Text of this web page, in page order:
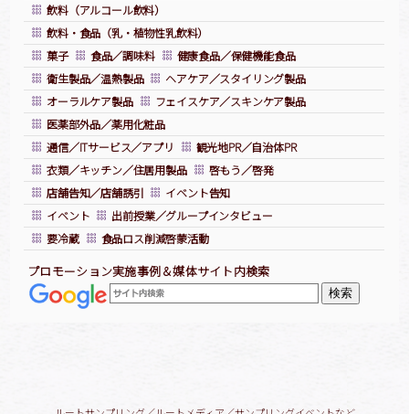
飲料（アルコール飲料）
飲料・食品（乳・植物性乳飲料）
菓子
食品／調味料
健康食品／保健機能食品
衛生製品／温熱製品
ヘアケア／スタイリング製品
オーラルケア製品
フェイスケア／スキンケア製品
医薬部外品／薬用化粧品
通信／ITサービス／アプリ
観光地PR／自治体PR
衣類／キッチン／住居用製品
啓もう／啓発
店舗告知／店舗誘引
イベント告知
イベント
出前授業／グループインタビュー
要冷蔵
食品ロス削減啓蒙活動
プロモーション実施事例＆媒体サイト内検索